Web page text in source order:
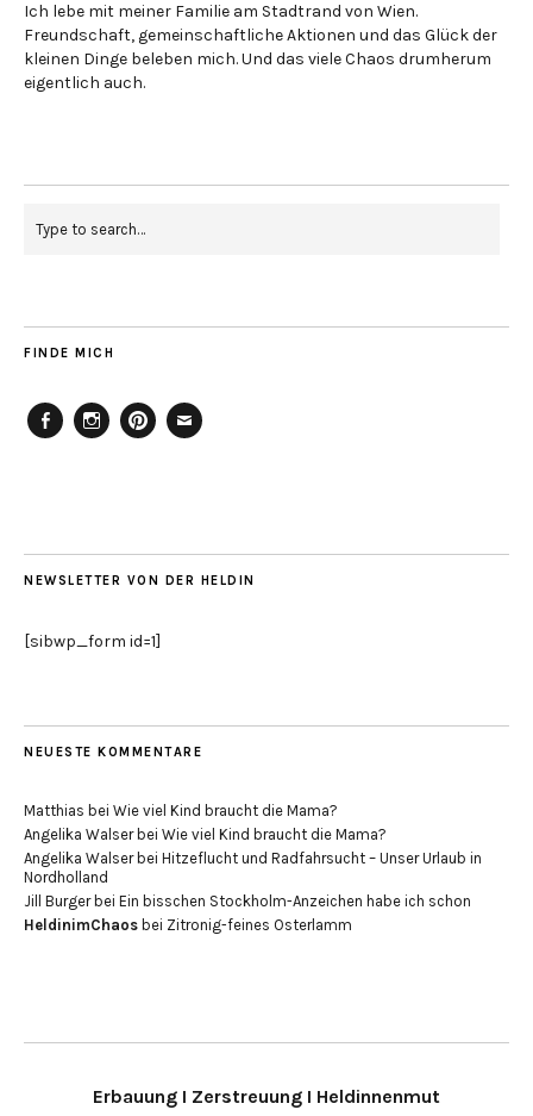
Ich lebe mit meiner Familie am Stadtrand von Wien.
Freundschaft, gemeinschaftliche Aktionen und das Glück der
kleinen Dinge beleben mich. Und das viele Chaos drumherum
eigentlich auch.
FINDE MICH
NEWSLETTER VON DER HELDIN
[sibwp_form id=1]
NEUESTE KOMMENTARE
Matthias bei Wie viel Kind braucht die Mama?
Angelika Walserbei Wie viel Kind braucht die Mama?
Angelika Walserbei Hitzeflucht und Radfahrsucht – Unser Urlaub in
Nordholland
Jill Burgerbei Ein bisschen Stockholm-Anzeichen habe ich schon
HeldinimChaos bei Zitronig-feines Osterlamm
Erbauung I Zerstreuung I Heldinnenmut